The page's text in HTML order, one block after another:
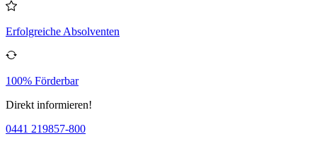
Erfolgreiche Absolventen
100% Förderbar
Direkt informieren!
0441 219857-800